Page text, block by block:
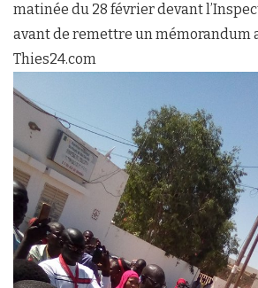
matinée du 28 février devant
avant de remettre un mémorandum
Thies24.com